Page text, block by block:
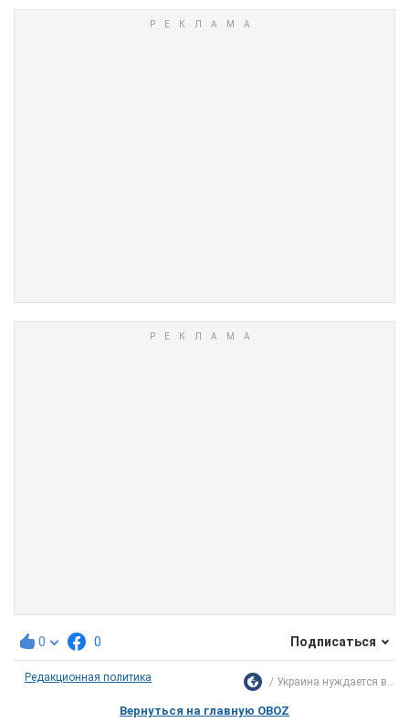
0 0 Подписаться
Редакционная политика Украина нуждается в...
Вернуться на главную OBOZ